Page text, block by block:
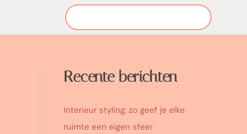
Search
for:
Recente berichten
Interieur styling: zo geef je elke
ruimte een eigen sfeer